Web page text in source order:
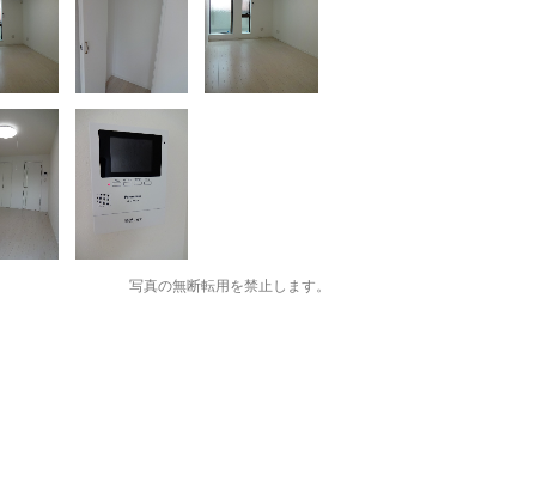
写真の無断転用を禁止します。